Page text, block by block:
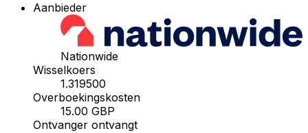
Aanbieder
Nationwide
Wisselkoers
1.319500
Overboekingskosten
15.00 GBP
Ontvanger ontvangt